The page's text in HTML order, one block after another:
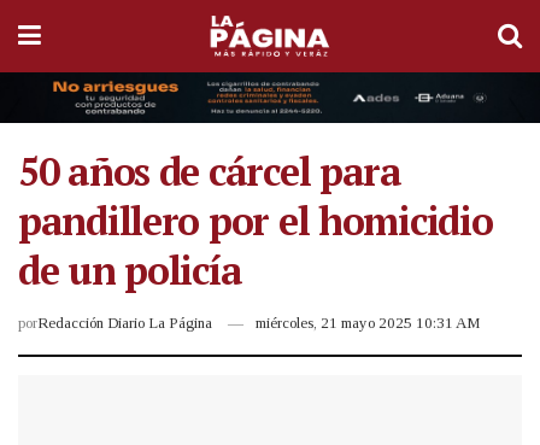
50 años de cárcel para
pandillero por el homicidio
de un policía
porRedacción Diario La Página miércoles, 21 mayo 2025 10:31 AM